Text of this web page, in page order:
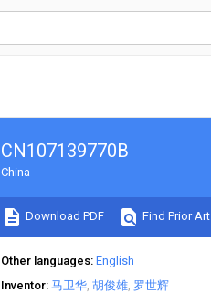
CN107139770B
China
Download PDF Find Prior Art
Other languages English
Inventor 马卫华 胡俊雄 罗世辉